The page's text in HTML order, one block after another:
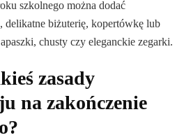
szkolnego można dodać
delikatne biżuterię, kopertówkę lub
chusty czy eleganckie zegarki.
zasady
na zakończenie